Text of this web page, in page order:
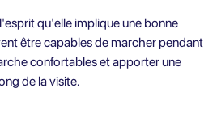
qu'elle implique une bonne
être capables de marcher pendant
confortables et apporter une
de la visite.